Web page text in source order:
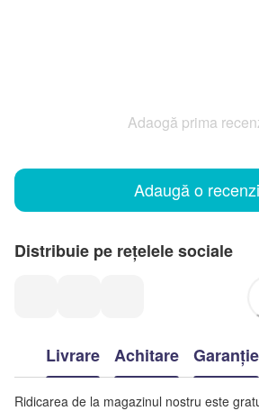
Adaogă prima
Adaugă o
Distribuie pe rețelele sociale
Livrare Achitare Garanție
Ridicarea de la magazinul nostru este